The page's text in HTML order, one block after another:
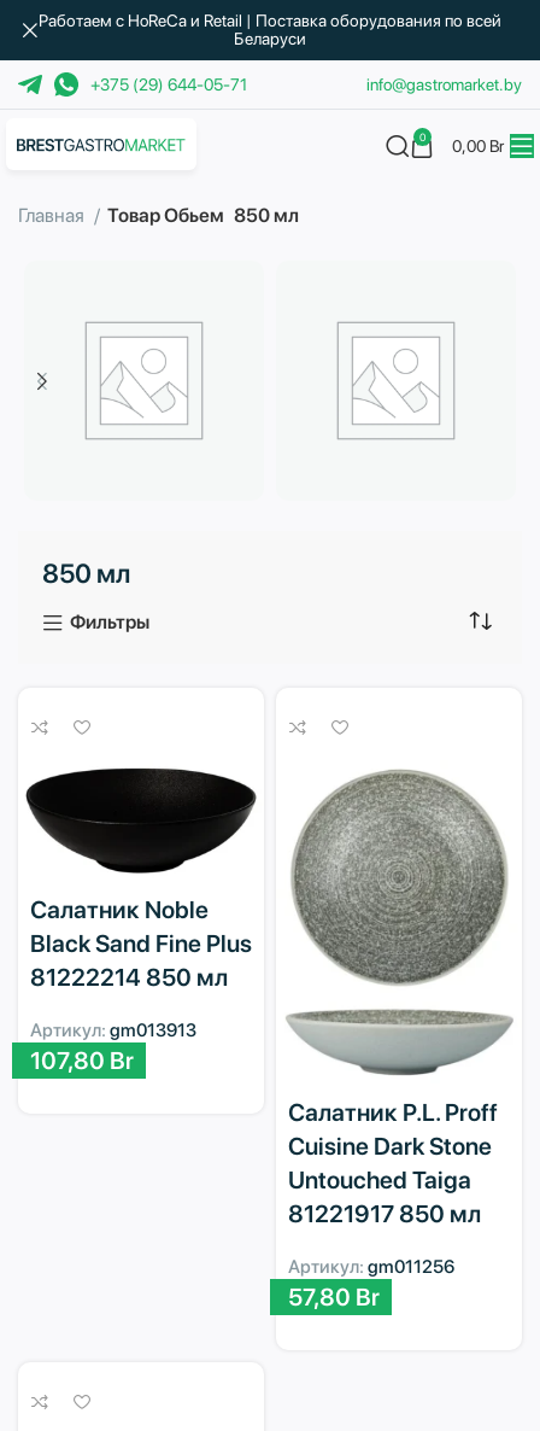
+375 (29) 644-05-71 info@gastromarket.by
0 0,00 Br
Главная Товар Обьем 850 мл
3 продукта
850 мл
Фильтры
Салатник Noble
Black Sand Fine Plus
81222214 850 мл
Артикул: gm013913
107,80 Br
Салатник P.L. Proff
Cuisine Dark Stone
Untouched Taiga
81221917 850 мл
Артикул: gm011256
57,80 Br
Работаем с HoReCa и Retail | Поставка оборудования по всей
Беларуси